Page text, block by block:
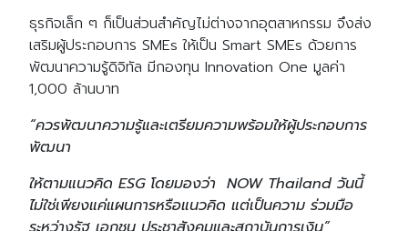
ธุรกิจเล็ก ๆ ก็เป็นส่วนสำคัญไม่ต่างจากอุตสาหกรรม จึงส่ง
เสริมผู้ประกอบการ SMEs ให้เป็น Smart SMEs ด้วยการ
พัฒนาความรู้ดิจิทัล มีกองทุน Innovation One มูลค่า
1,000 ล้านบาท
“ควรพัฒนาความรู้และเตรียมความพร้อมให้ผู้ประกอบการ
พัฒนา
ให้ตามแนวคิด ESG โดยมองว่า NOW Thailand วันนี้
ไม่ใช่เพียงแค่แผนการหรือแนวคิด แต่เป็นความ ร่วมมือ